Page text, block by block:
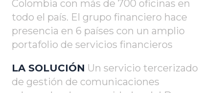
Colombia con más de 700 oficinas en
todo el país. El grupo financiero hace
presencia en 6 países con un amplio
portafolio de servicios financieros
LA SOLUCIÓN Un servicio tercerizado
de gestión de comunicaciones